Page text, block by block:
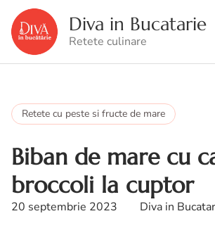
Diva in Bucatarie
Retete culinare
Retete cu peste si fructe de mare
Biban de mare cu
broccoli la cuptor
20 septembrie 2023 Diva in